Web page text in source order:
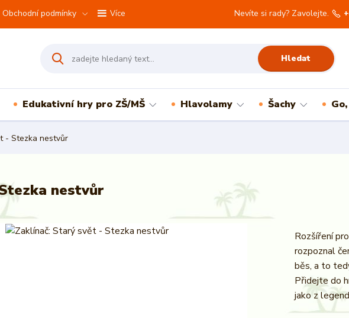
Obchodní podmínky Více
Hledat
Nevíte si rady? Zavolejte.
Edukativní hry pro ZŠ/MŠ Hlavolamy Šachy
- Stezka nestvůr
nestvůr
Rozšíření
rozpoznal
běs, a to
Přidejte do
jako z